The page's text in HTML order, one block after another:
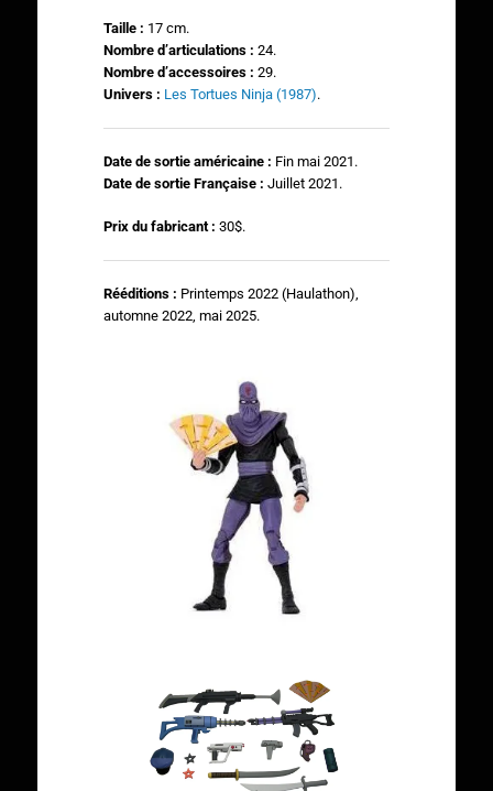
Taille : 17 cm.
Nombre d’articulations : 24.
Nombre d’accessoires : 29.
Univers : Les Tortues Ninja (1987).
Date de sortie américaine : Fin mai 2021.
Date de sortie Française : Juillet 2021.
Prix du fabricant : 30$.
Rééditions : Printemps 2022 (Haulathon),
automne 2022, mai 2025.